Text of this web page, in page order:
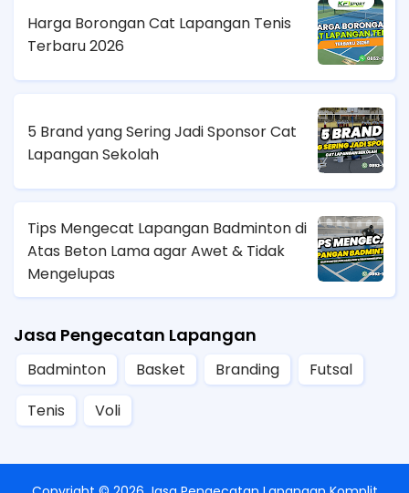
Harga Borongan Cat Lapangan Tenis
Terbaru 2026
5 Brand yang Sering Jadi Sponsor Cat
Lapangan Sekolah
Tips Mengecat Lapangan Badminton di
Atas Beton Lama agar Awet & Tidak
Mengelupas
Jasa Pengecatan Lapangan
Badminton Basket Branding
Futsal
Tenis
Voli